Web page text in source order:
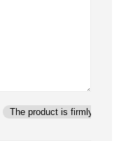
The product is firmly